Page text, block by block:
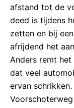
afstand tot de
deed is tijdens
zetten en bij
afrijdend het
Anders remt
dat veel
ervan